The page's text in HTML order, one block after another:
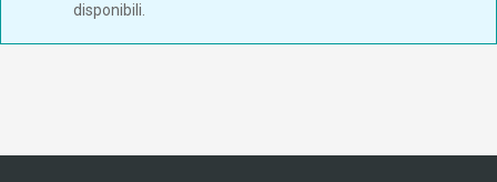
disponibili.